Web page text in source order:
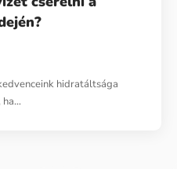
hidratáltsága
ha…